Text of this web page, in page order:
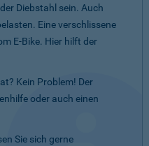
Diebstahl sein. Auch
Eine verschlissene
E-Bike. Hier hilft der
Kein Problem! Der
oder auch einen
Sie sich gerne